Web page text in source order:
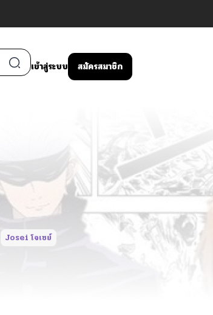
เข้าสู่ระบบ สมัครสมาชิก
Josei โจเซย์